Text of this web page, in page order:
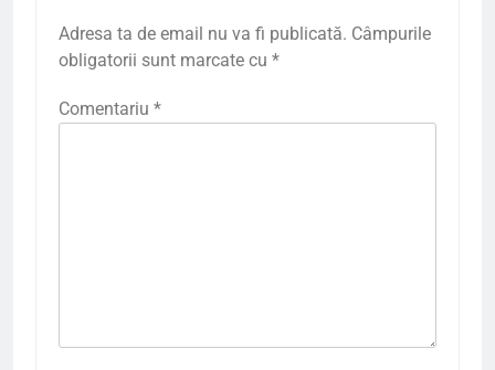
Adresa ta de email nu va fi publicată. Câmpurile
obligatorii sunt marcate cu *
Comentariu *